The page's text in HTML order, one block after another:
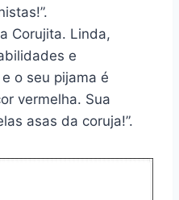
Corujita. Linda,
e
o seu pijama é
vermelha. Sua
asas da coruja!”.